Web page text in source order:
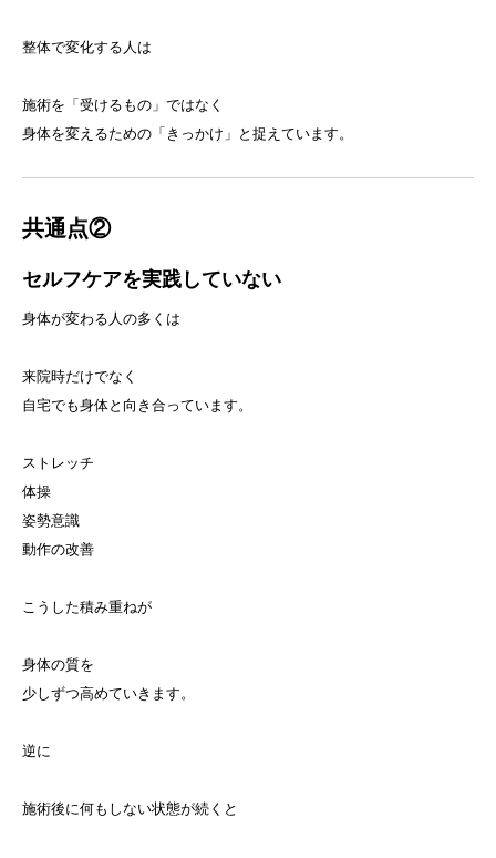
整体で変化する人は
施術を「受けるもの」ではなく
身体を変えるための「きっかけ」と捉えています。
共通点②
セルフケアを実践していない
身体が変わる人の多くは
来院時だけでなく
自宅でも身体と向き合っています。
ストレッチ
体操
姿勢意識
動作の改善
こうした積み重ねが
身体の質を
少しずつ高めていきます。
逆に
施術後に何もしない状態が続くと